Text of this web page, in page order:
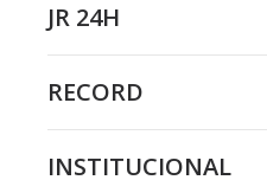
JR 24H
RECORD
INSTITUCIONAL